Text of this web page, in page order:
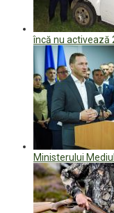
încă nu activează
Ministerului